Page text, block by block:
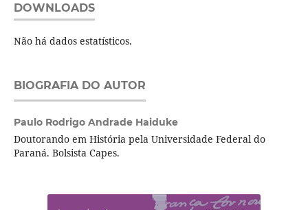
DOWNLOADS
Não há dados estatísticos.
BIOGRAFIA DO AUTOR
Paulo Rodrigo Andrade Haiduke
Doutorando em História pela Universidade Federal do
Paraná. Bolsista Capes.